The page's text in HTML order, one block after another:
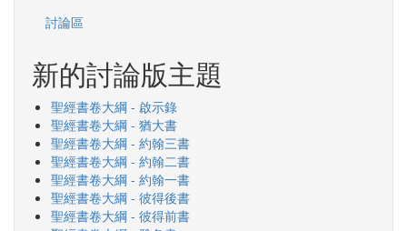
討論區
新的討論版主題
聖經書卷大綱 - 啟示錄
聖經書卷大綱 - 猶大書
聖經書卷大綱 - 約翰三書
聖經書卷大綱 - 約翰二書
聖經書卷大綱 - 約翰一書
聖經書卷大綱 - 彼得後書
聖經書卷大綱 - 彼得前書